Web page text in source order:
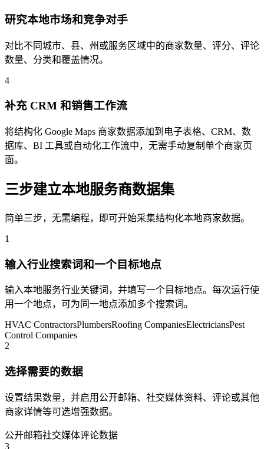
研究本地市场和竞争对手
对比不同城市、县、州或服务区域中的商家数量、评分、评论
数量、分类和覆盖情况。
4
补充 CRM 和销售工作流
将结构化 Google Maps 商家数据添加到电子表格、CRM、数
据库、BI 工具或自动化工作流中，无需手动复制单个商家页
面。
三步建立本地服务商数据集
简单三步，无需编程，即可开始采集结构化本地商家数据。
1
输入行业搜索词和一个目标地点
输入本地服务行业关键词，并填写一个目标地点。每次运行使
用一个地点，可为同一地点添加多个搜索词。
HVAC ContractorsPlumbersRoofing CompaniesElectriciansPest
Control Companies
2
选择需要的数据
设置结果数量，并启用公开邮箱、社交媒体资料、评论或其他
商家详情等可选增强数据。
公开邮箱社交媒体评论数据
3